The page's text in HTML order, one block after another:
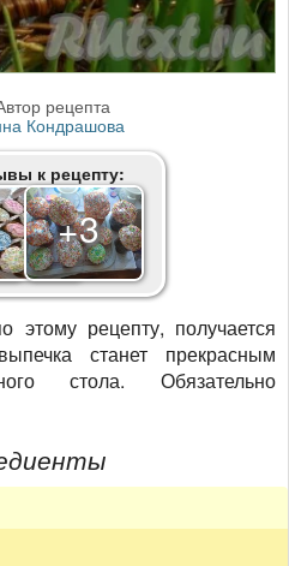
рецепта
Кондрашова
к рецепту:
+3
этому рецепту, получается
станет прекрасным
стола. Обязательно